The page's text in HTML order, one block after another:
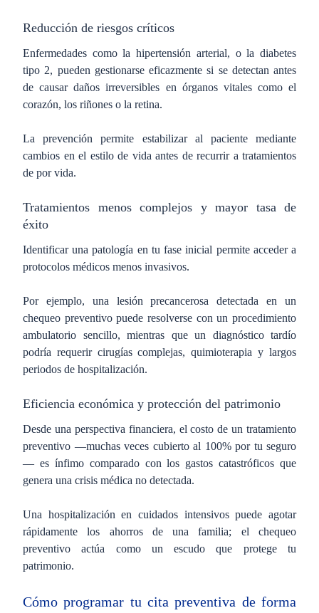
Reducción de riesgos críticos
Enfermedades como la hipertensión arterial, o la diabetes
tipo 2, pueden gestionarse eficazmente si se detectan antes
de causar daños irreversibles en órganos vitales como el
corazón, los riñones o la retina.
La prevención permite estabilizar al paciente mediante
cambios en el estilo de vida antes de recurrir a tratamientos
de por vida.
Tratamientos menos complejos y mayor tasa de
éxito
Identificar una patología en tu fase inicial permite acceder a
protocolos médicos menos invasivos.
Por ejemplo, una lesión precancerosa detectada en un
chequeo preventivo puede resolverse con un procedimiento
ambulatorio sencillo, mientras que un diagnóstico tardío
podría requerir cirugías complejas, quimioterapia y largos
periodos de hospitalización.
Eficiencia económica y protección del patrimonio
Desde una perspectiva financiera, el costo de un tratamiento
preventivo —muchas veces cubierto al 100% por tu seguro
— es ínfimo comparado con los gastos catastróficos que
genera una crisis médica no detectada.
Una hospitalización en cuidados intensivos puede agotar
rápidamente los ahorros de una familia; el chequeo
preventivo actúa como un escudo que protege tu
patrimonio.
Cómo programar tu cita preventiva de forma